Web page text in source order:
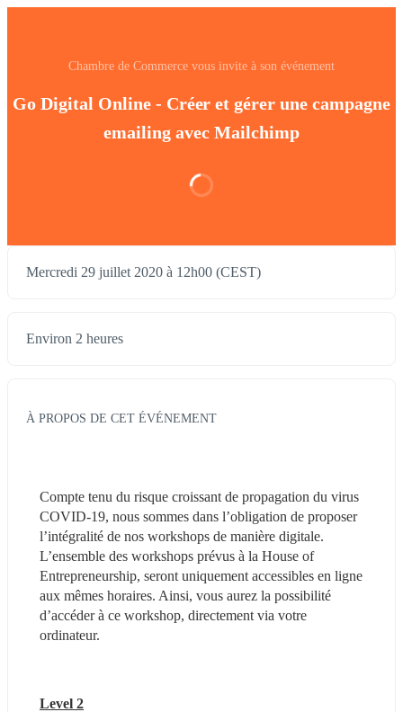
Chambre de Commerce vous invite à son événement
Go Digital Online - Créer et gérer une campagne
emailing avec Mailchimp
Mercredi 29 juillet 2020 à 12h00 (CEST)
Environ 2 heures
À PROPOS DE CET ÉVÉNEMENT
Compte tenu du risque croissant de propagation du virus
COVID-19, nous sommes dans l’obligation de proposer
l’intégralité de nos workshops de manière digitale.
L’ensemble des workshops prévus à la House of
Entrepreneurship, seront uniquement accessibles en ligne
aux mêmes horaires. Ainsi, vous aurez la possibilité
d’accéder à ce workshop, directement via votre
ordinateur.
Level 2